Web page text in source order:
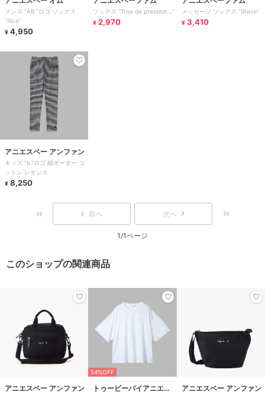
メンズ ”AB.”ロゴ ソックス
”Rico”
¥ 4,950
ソックス ”Trop de pression...”
¥ 2,970
メッセージ ソックス ”Steve”
¥ 3,410
アニエスベー アンファン
キッズ ”b.”ロゴ 細ボーダー コ
ットン レギンス
¥ 8,250
前へ 次へ
1/1ページ
このショップの関連商品
アニエスベー アンファン
54%OFF
トゥービーバイアニエスベー アニエスベー アンファン